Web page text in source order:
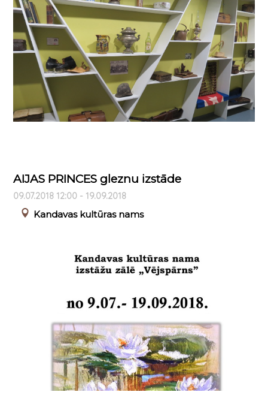
AIJAS PRINCES gleznu izstāde
09.07.2018 12:00 - 19.09.2018
Kandavas kultūras nams